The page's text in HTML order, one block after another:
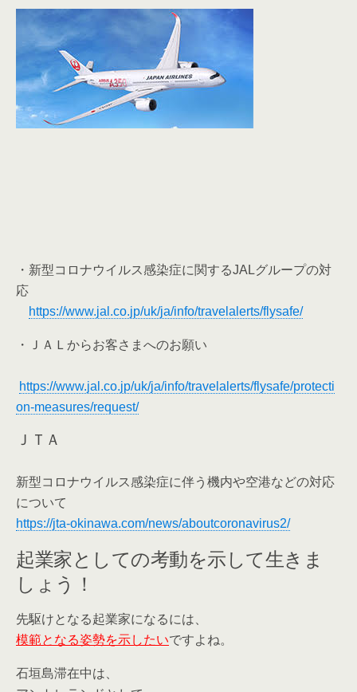
・新型コロナウイルス感染症に関するJALグループの対
応
https://www.jal.co.jp/uk/ja/info/travelalerts/flysafe/
・ＪＡＬからお客さまへのお願い
https://www.jal.co.jp/uk/ja/info/travelalerts/flysafe/protecti
on-measures/request/
ＪＴＡ
新型コロナウイルス感染症に伴う機内や空港などの対応
について
https://jta-okinawa.com/news/aboutcoronavirus2/
起業家としての考動を示して生きま
しょう！
先駆けとなる起業家になるには、
模範となる姿勢を示したいですよね。
石垣島滞在中は、